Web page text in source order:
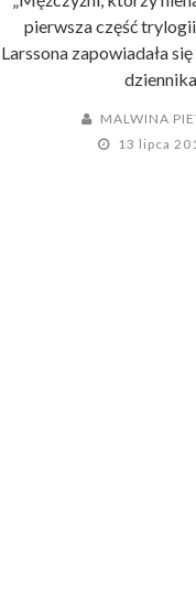
pierwsza część
Larssona zapowiadała
MALWINA
13 lipca